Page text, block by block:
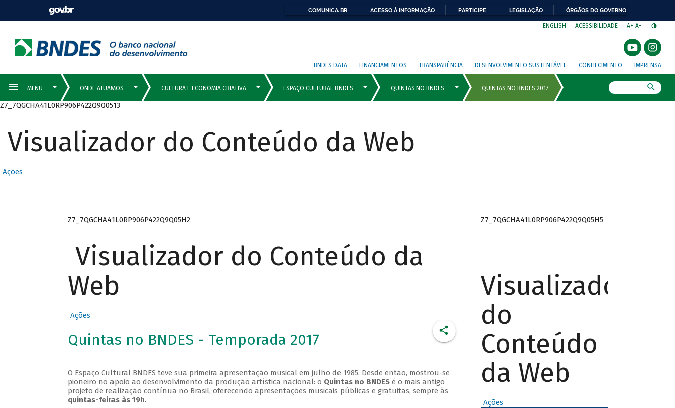
COMUNICA BR ACESSO À INFORMAÇÃO PARTICIPE LEGISLAÇÃO ÓRGÃOS DO GOVERNO
ENGLISH ACESSIBILIDADE A+ A-
BNDES DATA FINANCIAMENTOS TRANSPARÊNCIA DESENVOLVIMENTO SUSTENTÁVEL CONHECIMENTO IMPRENSA
Z7_7QGCHA41L0RP906P422Q9Q0513
Visualizador do Conteúdo da Web
Ações
Z7_7QGCHA41L0RP906P422Q9Q05H2
Visualizador do Conteúdo da
Web
Ações
Quintas no BNDES - Temporada 2017
O Espaço Cultural BNDES teve sua primeira apresentação musical em julho de 1985. Desde então, mostrou-se
pioneiro no apoio ao desenvolvimento da produção artística nacional: o Quintas no BNDESé o mais antigo
projeto de realização contínua no Brasil, oferecendo apresentações musicais públicas e gratuitas, sempre às
quintas-feiras às 19h.
Z7_7QGCHA41L0RP906P422Q9Q05H5
Visualizador
do
Conteúdo
da Web
Ações